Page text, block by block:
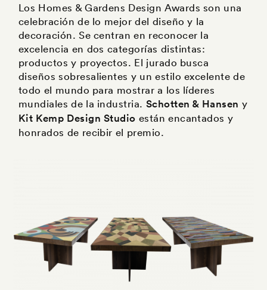
Los Homes & Gardens Design Awards son una
celebración de lo mejor del diseño y la
decoración. Se centran en reconocer la
excelencia en dos categorías distintas:
productos y proyectos. El jurado busca
diseños sobresalientes y un estilo excelente de
todo el mundo para mostrar a los líderes
mundiales de la industria. Schotten & Hansen y
Kit Kemp Design Studio están encantados y
honrados de recibir el premio.